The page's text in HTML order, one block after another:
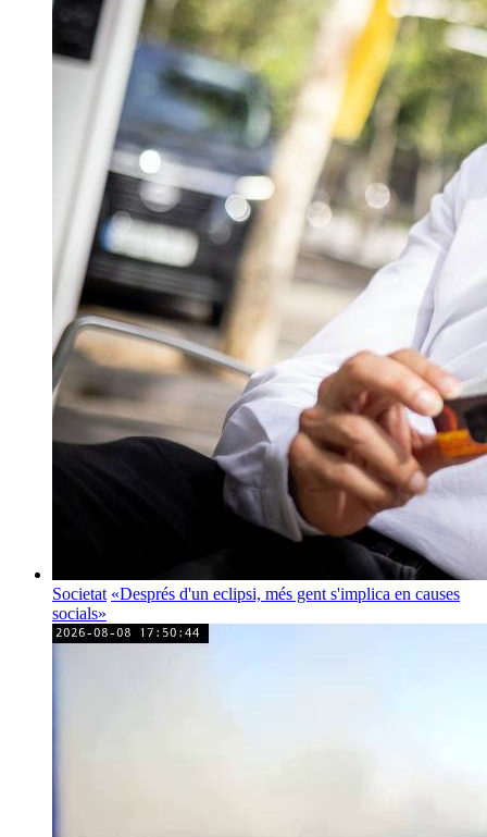
Societat «Després d'un eclipsi, més gent s'implica en causes
socials»